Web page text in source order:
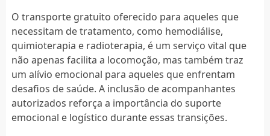
O transporte gratuito oferecido para aqueles que
necessitam de tratamento, como hemodiálise,
quimioterapia e radioterapia, é um serviço vital que
não apenas facilita a locomoção, mas também traz
um alívio emocional para aqueles que enfrentam
desafios de saúde. A inclusão de acompanhantes
autorizados reforça a importância do suporte
emocional e logístico durante essas transições.